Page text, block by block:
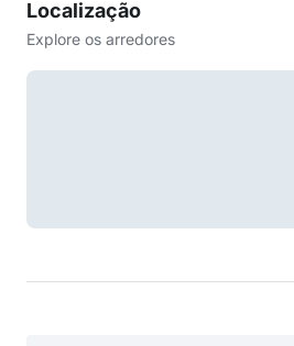
Localização
Explore os arredores